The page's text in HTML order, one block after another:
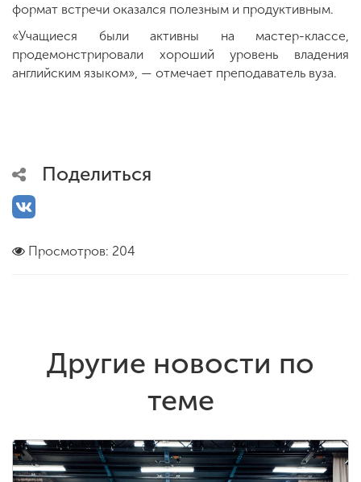
формат встречи оказался полезным и продуктивным.
«Учащиеся были активны на мастер-классе,
продемонстрировали хороший уровень владения
английским языком», — отмечает преподаватель вуза.
Поделиться
Просмотров: 204
Другие новости по
теме